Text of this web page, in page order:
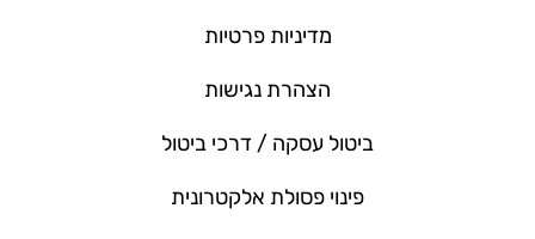
מדיניות פרטיות
הצהרת נגישות
ביטול עסקה / דרכי ביטול
פינוי פסולת אלקטרונית